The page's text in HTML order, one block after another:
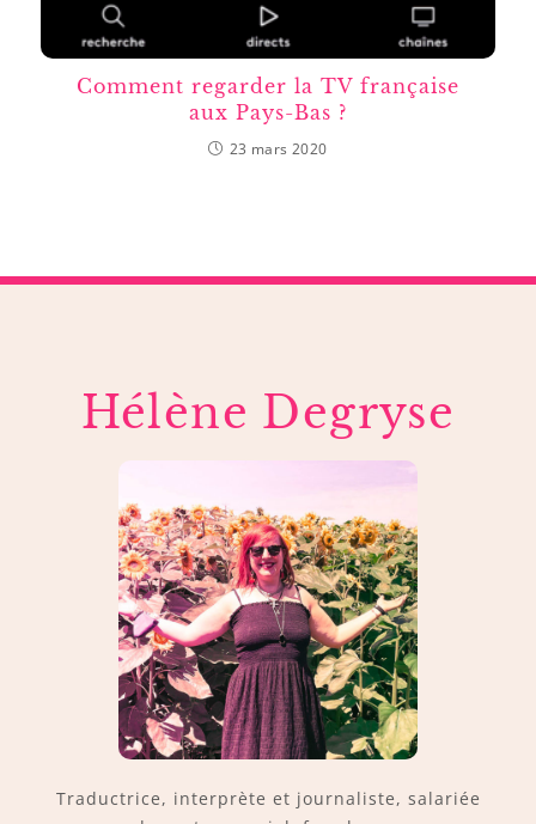
Comment regarder la TV française
aux Pays-Bas ?
23 mars 2020
Hélène Degryse
Traductrice, interprète et journaliste, salariée